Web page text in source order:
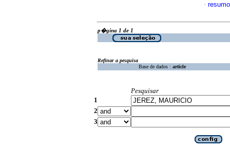
·
p�gina 1 de 1
Refinar a pesquisa
Base de dados : article
Pesquisar
1
2
3